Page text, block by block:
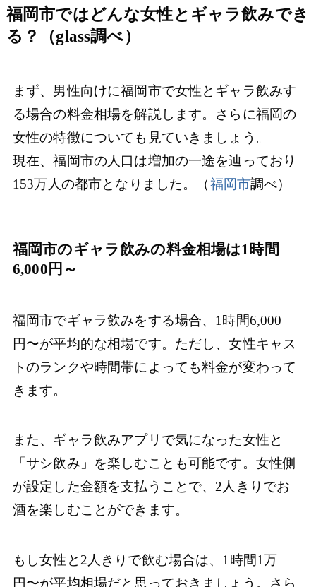
福岡市ではどんな女性とギャラ飲みでき
る？（glass調べ）
まず、男性向けに福岡市で女性とギャラ飲みす
る場合の料金相場を解説します。さらに福岡の
女性の特徴についても見ていきましょう。
現在、福岡市の人口は増加の一途を辿っており
153万人の都市となりました。（福岡市調べ）
福岡市のギャラ飲みの料金相場は1時間
6,000円～
福岡市でギャラ飲みをする場合、1時間6,000
円〜が平均的な相場です。ただし、女性キャス
トのランクや時間帯によっても料金が変わって
きます。
また、ギャラ飲みアプリで気になった女性と
「サシ飲み」を楽しむことも可能です。女性側
が設定した金額を支払うことで、2人きりでお
酒を楽しむことができます。
もし女性と2人きりで飲む場合は、1時間1万
円〜が平均相場だと思っておきましょう。さら